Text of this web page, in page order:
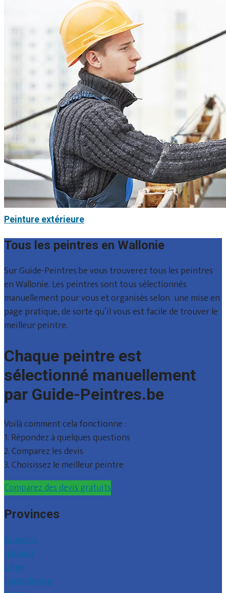
Peinture extérieure
Tous les peintres en Wallonie
Sur Guide-Peintres.be vous trouverez tous les peintres
en Wallonie. Les peintres sont tous sélectionnés
manuellement pour vous et organisés selon une mise en
page pratique, de sorte qu’il vous est facile de trouver le
meilleur peintre.
Chaque peintre est
sélectionné manuellement
par Guide-Peintres.be
Voilà comment cela fonctionne :
1. Répondez à quelques questions
2. Comparez les devis
3. Choisissez le meilleur peintre
Comparez des devis gratuits
Provinces
Bruxelles
Hainaut
Liège
Luxembourg